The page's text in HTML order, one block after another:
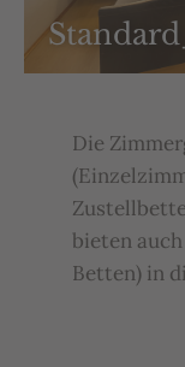
Die
bieten
Betten) in